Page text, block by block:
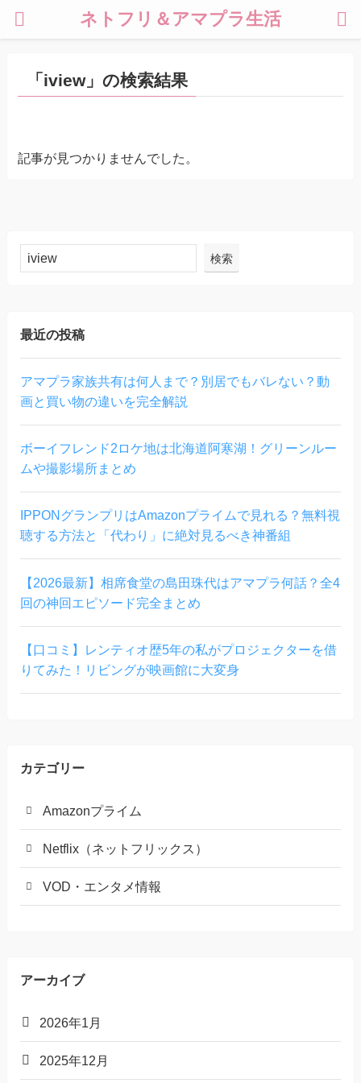
ネトフリ＆アマプラ生活
「iview」の検索結果
記事が見つかりませんでした。
検索
最近の投稿
アマプラ家族共有は何人まで？別居でもバレない？動
画と買い物の違いを完全解説
ボーイフレンド2ロケ地は北海道阿寒湖！グリーンルー
ムや撮影場所まとめ
IPPONグランプリはAmazonプライムで見れる？無料視
聴する方法と「代わり」に絶対見るべき神番組
【2026最新】相席食堂の島田珠代はアマプラ何話？全4
回の神回エピソード完全まとめ
【口コミ】レンティオ歴5年の私がプロジェクターを借
りてみた！リビングが映画館に大変身
カテゴリー
Amazonプライム
Netflix（ネットフリックス）
VOD・エンタメ情報
アーカイブ
2026年1月
2025年12月